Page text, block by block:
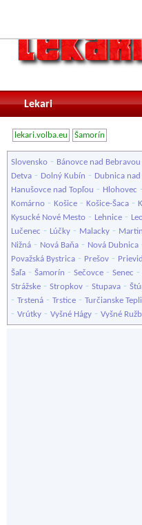
Lekari
lekari.volba.eu Šamorín
Slovensko - Bánovce nad Bebravou
Detva - Dolný Kubín - Dubnica nad
Hanušovce nad Topľou - Hlohovec -
Komárno - Košice - Košice-Šaca -
Kysucké Nové Mesto - Lehnice -
Lučenec - Lúčky - Malacky - Martin
Nižná - Nová Baňa - Nová Dubnica
Považská Bystrica - Prešov -
Šaľa - Šamorín - Sečovce - Senec -
Strážske - Stropkov - Stupava -
- Trstená - Trstice - Turčianske
- Vrútky - Vyšné Hágy - Vyšné